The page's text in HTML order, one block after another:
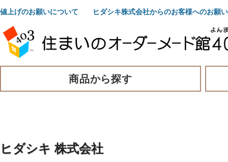
値上げのお願いについて ヒダシキ株式会社からのお客様へのお願
商品から探す
ヒダシキ 株式会社